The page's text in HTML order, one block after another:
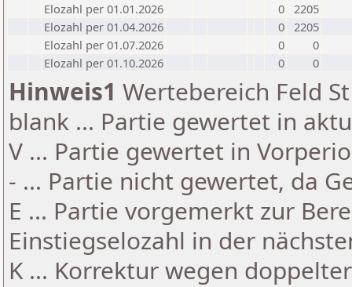
Elozahl per 01.01.2026
0 2205
Elozahl per 01.04.2026
0 2205
Elozahl per 01.07.2026
0
0
Elozahl per 01.10.2026
0 0
Hinweis1 Wertebereich Feld
blank ... Partie gewertet in
V ... Partie gewertet in
- ... Partie nicht gewertet, da
E ... Partie vorgemerkt zur
Einstiegselozahl in der
K ... Korrektur wegen